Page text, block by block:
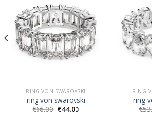
RING VON SWAROVSKI
ring von swarovski
€66.00 €44.00
RING
ring
€